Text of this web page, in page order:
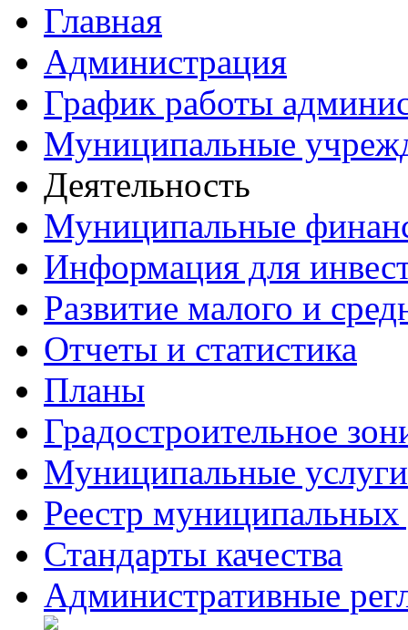
Главная
Администрация
График работы
Муниципальные
Деятельность
Муниципальные
Информация для
Развитие малого и
Отчеты и статистика
Планы
Градостроительное
Муниципальные услуги
Реестр муниципальных
Стандарты качества
Административные